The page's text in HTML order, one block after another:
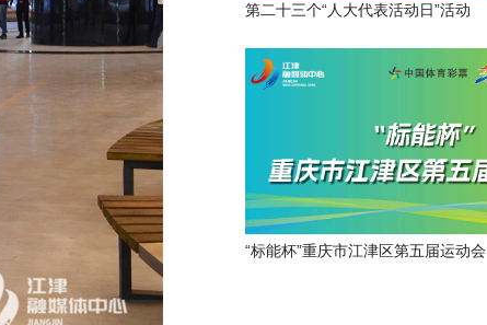
第二十三个“人大代表活动日”活动
“标能杯”重庆市江津区第五届运动会